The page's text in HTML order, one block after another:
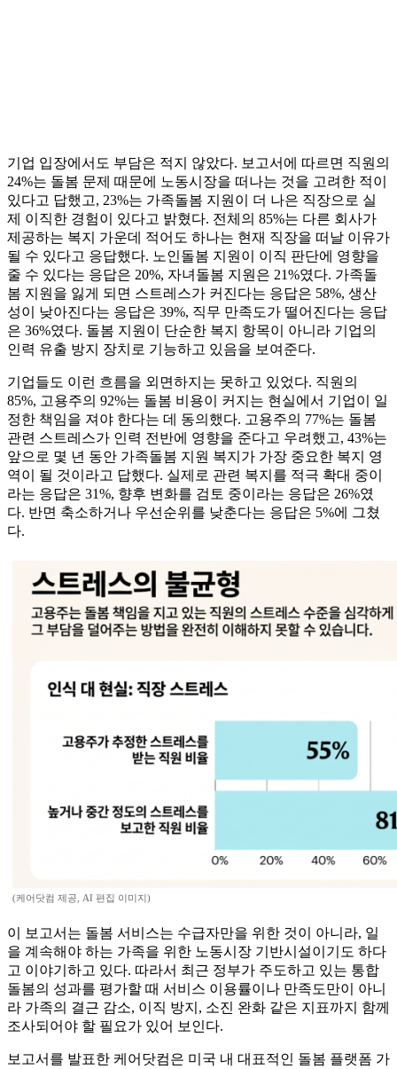
기업 입장에서도 부담은 적지 않았다. 보고서에 따르면 직원의
24%는 돌봄 문제 때문에 노동시장을 떠나는 것을 고려한 적이
있다고 답했고, 23%는 가족돌봄 지원이 더 나은 직장으로 실
제 이직한 경험이 있다고 밝혔다. 전체의 85%는 다른 회사가
제공하는 복지 가운데 적어도 하나는 현재 직장을 떠날 이유가
될 수 있다고 응답했다. 노인돌봄 지원이 이직 판단에 영향을
줄 수 있다는 응답은 20%, 자녀돌봄 지원은 21%였다. 가족돌
봄 지원을 잃게 되면 스트레스가 커진다는 응답은 58%, 생산
성이 낮아진다는 응답은 39%, 직무 만족도가 떨어진다는 응답
은 36%였다. 돌봄 지원이 단순한 복지 항목이 아니라 기업의
인력 유출 방지 장치로 기능하고 있음을 보여준다.
기업들도 이런 흐름을 외면하지는 못하고 있었다. 직원의
85%, 고용주의 92%는 돌봄 비용이 커지는 현실에서 기업이 일
정한 책임을 져야 한다는 데 동의했다. 고용주의 77%는 돌봄
관련 스트레스가 인력 전반에 영향을 준다고 우려했고, 43%는
앞으로 몇 년 동안 가족돌봄 지원 복지가 가장 중요한 복지 영
역이 될 것이라고 답했다. 실제로 관련 복지를 적극 확대 중이
라는 응답은 31%, 향후 변화를 검토 중이라는 응답은 26%였
다. 반면 축소하거나 우선순위를 낮춘다는 응답은 5%에 그쳤
다.
(케어닷컴 제공, AI 편집 이미지)
이 보고서는 돌봄 서비스는 수급자만을 위한 것이 아니라, 일
을 계속해야 하는 가족을 위한 노동시장 기반시설이기도 하다
고 이야기하고 있다. 따라서 최근 정부가 주도하고 있는 통합
돌봄의 성과를 평가할 때 서비스 이용률이나 만족도만이 아니
라 가족의 결근 감소, 이직 방지, 소진 완화 같은 지표까지 함께
조사되어야 할 필요가 있어 보인다.
보고서를 발표한 케어닷컴은 미국 내 대표적인 돌봄 플랫폼 가